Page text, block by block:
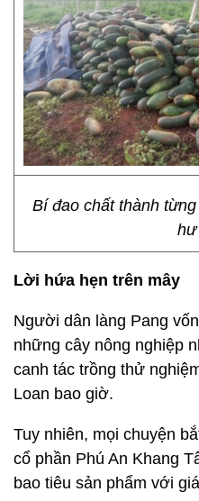
Bí đao chất thành
hư
Lời hứa hẹn trên mây
Người dân làng Pang
những cây nông nghiệp
canh tác trồng thử
Loan bao giờ.
Tuy nhiên, mọi chuyện
cổ phần Phú An Khang
bao tiêu sản phẩm với